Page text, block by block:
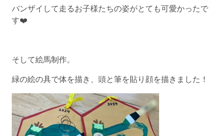
バンザイして走るお子様たちの姿がとても可愛かったで
す❤️
そして絵馬制作。
緑の絵の具で体を描き、頭と筆を貼り顔を描きました！